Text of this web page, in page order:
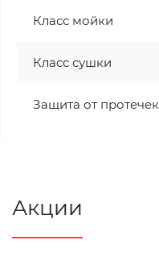
Класс мойки
Класс сушки
Защита от протечек
Акции